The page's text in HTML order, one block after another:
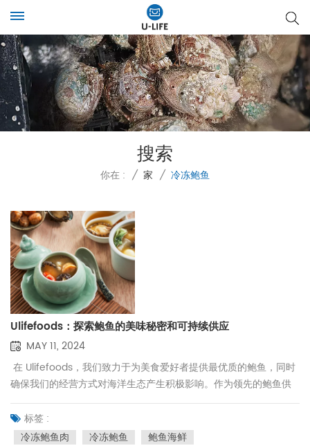
搜索
你在 : / 家 / 冷冻鲍鱼
Ulifefoods：探索鲍鱼的美味秘密和可持续供应
MAY 11, 2024
在 Ulifefoods，我们致力于为美食爱好者提供最优质的鲍鱼，同时
确保我们的经营方式对海洋生态产生积极影响。作为领先的鲍鱼供
应商，我们深知鲍鱼不仅是珍贵的海鲜佳肴，更是一种文化传承和
环保责任。在这篇博客中，我们将分享鲍鱼的独特之处、我们的可
持续捕捞方法，以及如何在餐桌上享用这种海洋珍宝。 鲍鱼独特的
标签 :
冷冻鲍鱼肉
冷冻鲍鱼 鲍鱼海鲜